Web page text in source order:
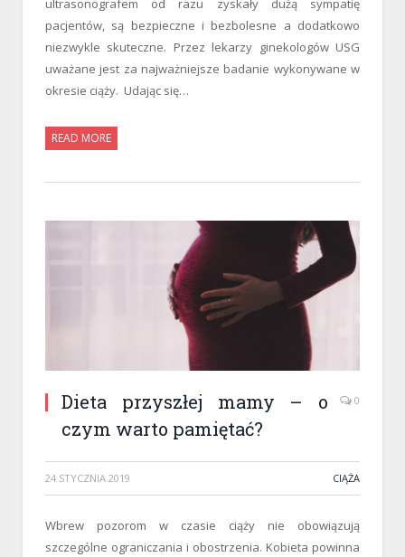
ultrasonografem od razu zyskały dużą sympatię
pacjentów, są bezpieczne i bezbolesne a dodatkowo
niezwykle skuteczne. Przez lekarzy ginekologów USG
uważane jest za najważniejsze badanie wykonywane w
okresie ciąży. Udając się…
READ MORE
Dieta przyszłej mamy – o
czym warto pamiętać?
0
24 STYCZNIA 2019 CIĄŻA
Wbrew pozorom w czasie ciąży nie obowiązują
szczególne ograniczania i obostrzenia. Kobieta powinna